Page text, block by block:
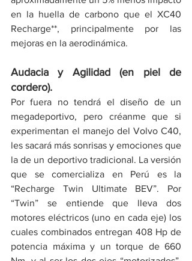
en la huella de carbono que el XC40
Recharge**, principalmente por las
mejoras en la aerodinámica.
Audacia y Agilidad (en piel de
cordero).
Por fuera no tendrá el diseño de un
megadeportivo, pero créanme que si
experimentan el manejo del Volvo C40,
les sacará más sonrisas y emociones que
la de un deportivo tradicional. La versión
que se comercializa en Perú es la
“Recharge Twin Ultimate BEV”. Por
“Twin” se entiende que lleva dos
motores eléctricos (uno en cada eje) los
cuales combinados entregan 408 Hp de
potencia máxima y un torque de 660